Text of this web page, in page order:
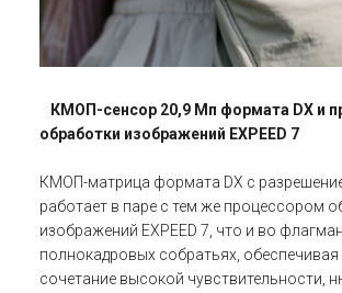
КМОП-сенсор 20,9 Мп формата DX и
обработки изображений EXPEED 7
КМОП-матрица формата DX с
работает в паре с тем же процессором
изображений EXPEED 7, что и во
полнокадровых собратьях,
сочетание высокой чувствительности,